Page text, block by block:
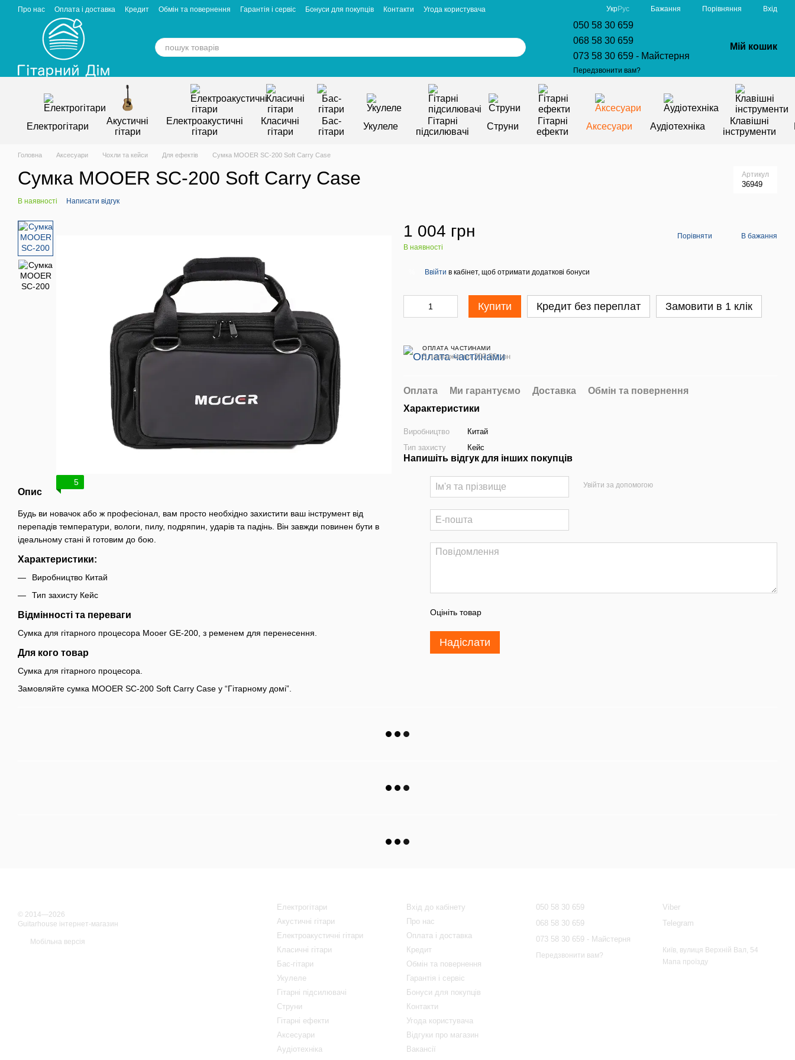
Перейти к основному контенту
Про нас Оплата і доставка Кредит Обмін та повернення Гарантія і сервіс Бонуси для покупців Контакти
Угода користувача
Відгуки про магазин
УкрРус Бажання Порівняння Вхід
050 58 30 659
068 58 30 659
073 58 30 659 - Майстерня
Передзвонити вам?
Мій кошик
Електрогітари
Акустичні
гітари
Електроакустичні
гітари
Класичні
гітари
Бас-
гітари
Укулеле
Гітарні
підсилювачі
Струни
Гітарні
ефекти
Аксесуари Аудіотехніка
Клавішні
інструменти
Головна Аксесуари Чохли та кейси Для ефектів Сумка MOOER SC-200 Soft Carry Case
Сумка MOOER SC-200 Soft Carry Case Артикул
36949
В наявності Написати відгук
5
Опис
Будь ви новачок або ж професіонал, вам просто необхідно захистити ваш інструмент від
перепадів температури, вологи, пилу, подряпин, ударів та падінь. Він завжди повинен бути в
ідеальному стані й готовим до бою.
Характеристики:
Виробництво Китай
Тип захисту Кейс
Відмінності та переваги
Сумка для гітарного процесора Mooer GE-200, з ременем для перенесення.
Для кого товар
Сумка для гітарного процесора.
Замовляйте сумка MOOER SC-200 Soft Carry Case у “Гітарному домі”.
1 004 грн
В наявності
Порівняти В бажання
Ввійти в кабінет, щоб отримати додаткові бонуси
Купити Кредит без переплат Замовити в 1 клік
ОПЛАТА ЧАСТИНАМИ
5 платежів по 200.80 грн
Оплата Ми гарантуємо Доставка
Обмін та повернення
Характеристики
Виробництво
Китай
Тип захисту
Кейс
Напишіть відгук для інших покупців
Увійти за допомогою
Оцініть товар
Надіслати
© 2014—2026
Guitarhouse інтернет-магазин
Мобільна версія
Електрогітари
Акустичні гітари
Електроакустичні гітари
Класичні гітари
Бас-гітари
Укулеле
Гітарні підсилювачі
Струни
Гітарні ефекти
Аксесуари
Аудіотехніка
Вхід до кабінету
Про нас
Оплата і доставка
Кредит
Обмін та повернення
Гарантія і сервіс
Бонуси для покупців
Контакти
Угода користувача
Відгуки про магазин
Вакансії
050 58 30 659
068 58 30 659
073 58 30 659 - Майстерня
Передзвонити вам?
Viber
Telegram
Київ, вулиця Верхній Вал, 54
Мапа проїзду